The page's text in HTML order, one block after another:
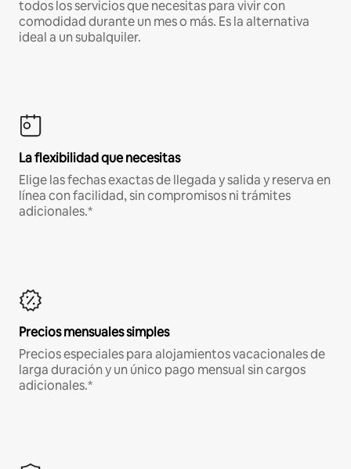
todos los servicios que necesitas para vivir con
comodidad durante un mes o más. Es la alternativa
ideal a un subalquiler.
La flexibilidad que necesitas
Elige las fechas exactas de llegada y salida y reserva en
línea con facilidad, sin compromisos ni trámites
adicionales.*
Precios mensuales simples
Precios especiales para alojamientos vacacionales de
larga duración y un único pago mensual sin cargos
adicionales.*